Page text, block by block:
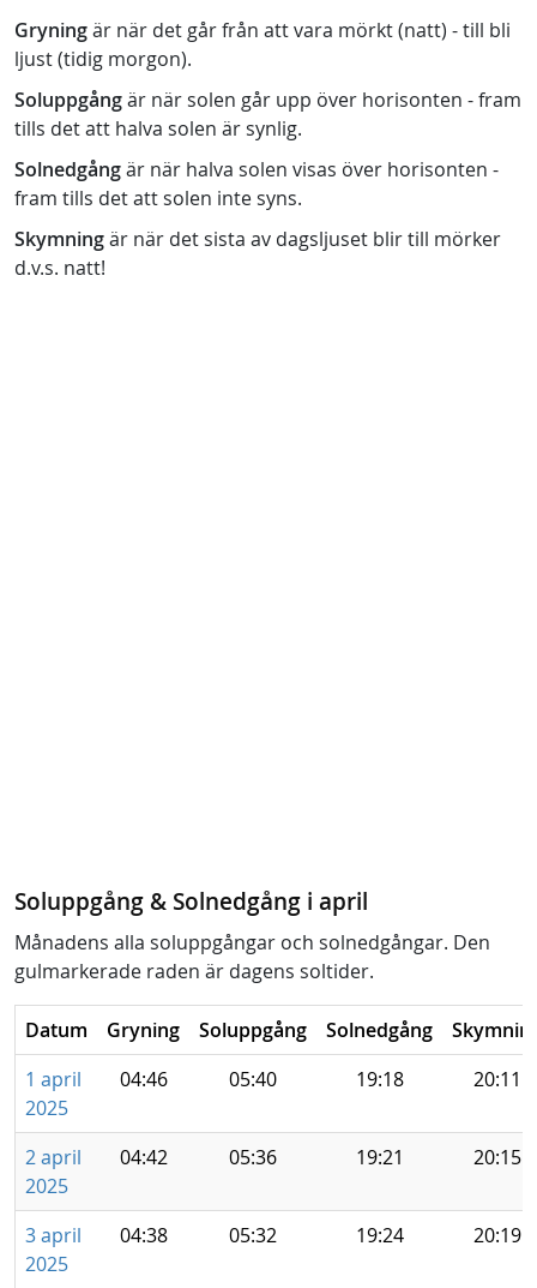
Gryningär när det går från att vara mörkt (natt) - till bli
ljust (tidig morgon).
Soluppgångär när solen går upp över horisonten - fram
tills det att halva solen är synlig.
Solnedgångär när halva solen visas över horisonten -
fram tills det att solen inte syns.
Skymningär när det sista av dagsljuset blir till mörker
d.v.s. natt!
Soluppgång & Solnedgång i april
Månadens alla soluppgångar och solnedgångar. Den
gulmarkerade raden är dagens soltider.
Datum Gryning Soluppgång Solnedgång
1 april
2025
04:46 05:40 19:18 20:11
2 april
2025
04:42 05:36 19:21 20:15
3 april
2025
04:38 05:32 19:24 20:19